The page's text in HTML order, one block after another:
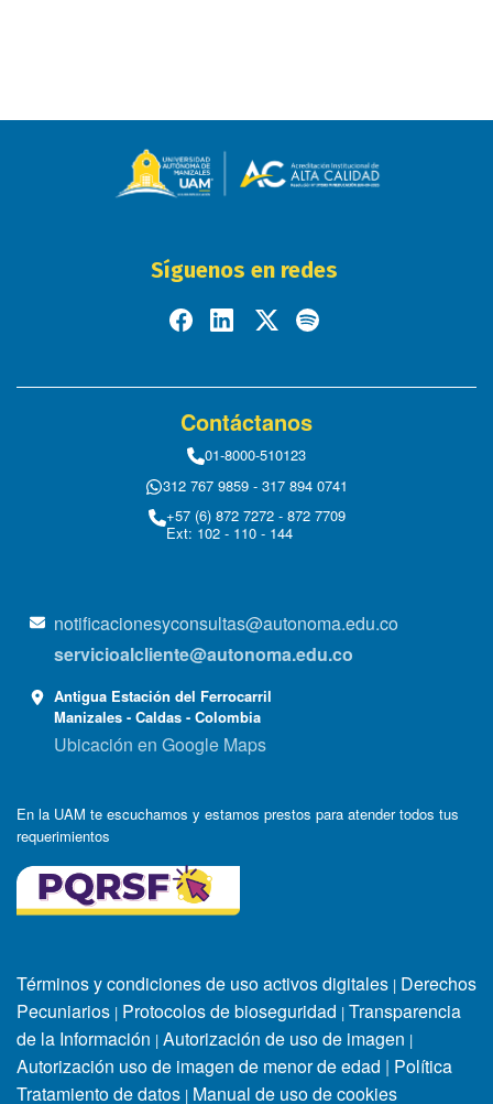
Síguenos en redes
Contáctanos
01-8000-510123
312 767 9859 - 317 894 0741
+57 (6) 872 7272 - 872 7709
Ext: 102 - 110 - 144
notificacionesyconsultas@autonoma.edu.co
servicioalcliente@autonoma.edu.co
Antigua Estación del Ferrocarril
Manizales - Caldas - Colombia
Ubicación en Google Maps
En la UAM te escuchamos y estamos prestos para atender todos tus
requerimientos
Términos y condiciones de uso activos digitales | Derechos
Pecuniarios | Protocolos de bioseguridad | Transparencia
de la Información | Autorización de uso de imagen |
Autorización uso de imagen de menor de edad | Política
Tratamiento de datos | Manual de uso de cookies